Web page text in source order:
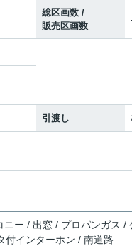
総区画数 /
販売区画数
引渡し
ー / 出窓 / プロパンガス
付インターホン / 南道路